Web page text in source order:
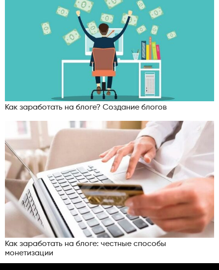
Как заработать на блоге? Создание блогов
Как заработать на блоге: честные способы
монетизации